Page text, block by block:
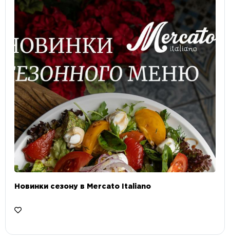
Новинки сезону в Mercato Italiano